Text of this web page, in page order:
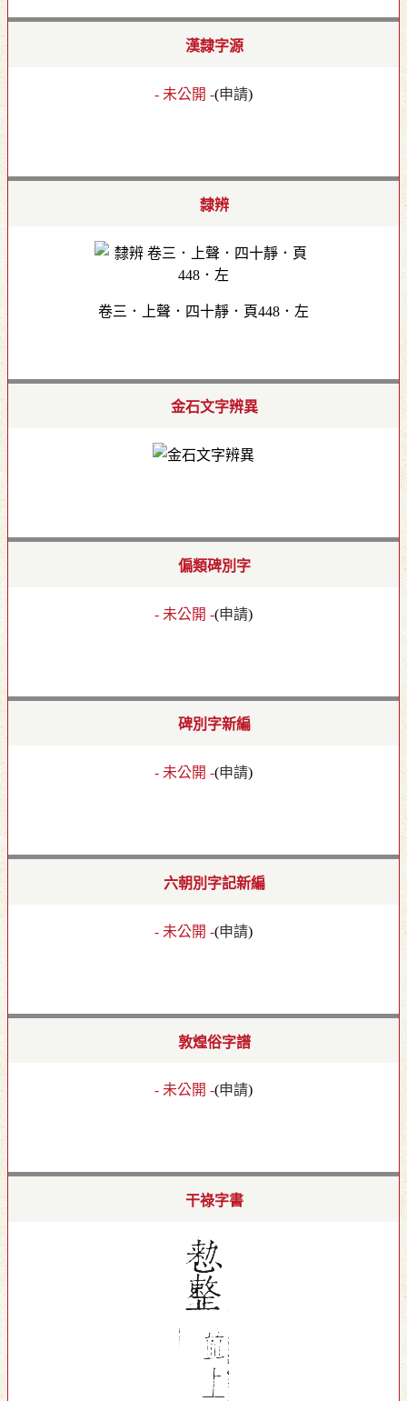
漢隸字源
- 未公開 -(申請)
隸辨
卷三．上聲．四十靜．頁448．左
金石文字辨異
偏類碑別字
- 未公開 -(申請)
碑別字新編
- 未公開 -(申請)
六朝別字記新編
- 未公開 -(申請)
敦煌俗字譜
- 未公開 -(申請)
干祿字書